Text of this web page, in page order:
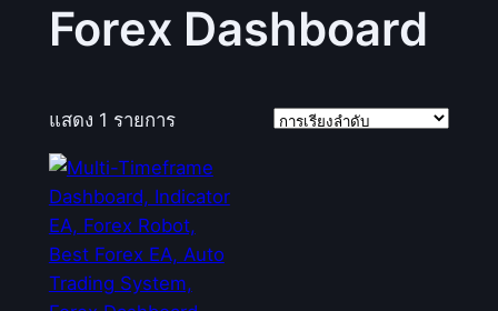
Forex Dashboard
แสดง 1 รายการ